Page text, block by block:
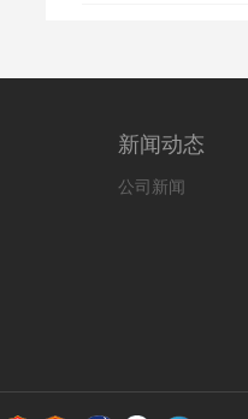
新闻动态
公司新闻